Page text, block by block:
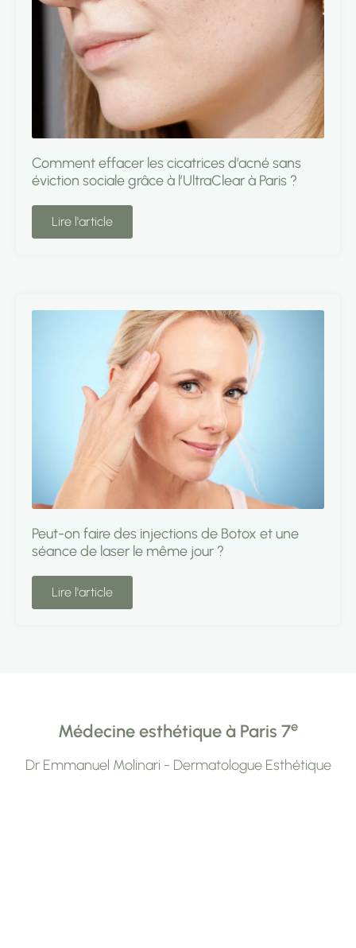
Comment effacer les cicatrices d’acné sans
éviction sociale grâce à l’UltraClear à Paris ?
Lire l'article
Peut-on faire des injections de Botox et une
séance de laser le même jour ?
Lire l'article
Médecine esthétique à Paris 7e
Dr Emmanuel Molinari - Dermatologue Esthétique